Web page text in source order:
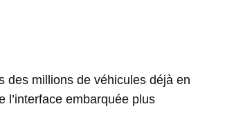
des millions de véhicules déjà en
l’interface embarquée plus